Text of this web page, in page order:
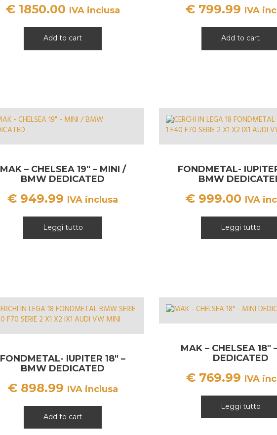
€1850.00 IVA inclusa
Add to cart
€ 799.99 IVA
Add to cart
MAK – CHELSEA 19″ – MINI /
BMW DEDICATED
€ 949.99 IVA inclusa
Leggi tutto
FONDMETAL-
BMW
€999.00 IVA
Leggi tutto
FONDMETAL- IUPITER 18″ –
BMW DEDICATED
€898.99 IVA inclusa
Add to cart
MAK – CHELSEA 18″
DEDICATED
€769.99 IVA
Leggi tutto